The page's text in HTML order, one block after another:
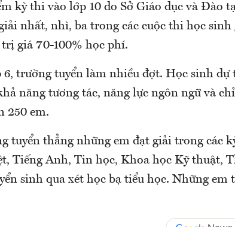
kỳ thi vào lớp 10 do Sở Giáo dục và Đào
nhất, nhì, ba trong các cuộc thi học
giá 70-100% học phí.
6, trường tuyển làm nhiều đợt. Học sinh dự
năng tương tác, năng lực ngôn ngữ và
250 em.
tuyển thẳng những em đạt giải trong các
Tiếng Anh, Tin học, Khoa học Kỹ thuật,
sinh qua xét học bạ tiểu học. Những em